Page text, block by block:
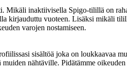
Mikäli inaktiivisella Spigo-tilillä on
kirjauduttu vuoteen. Lisäksi mikäli
varojen nostamiseen.
sisältöä joka on loukkaavaa
nähtäville. Pidätämme